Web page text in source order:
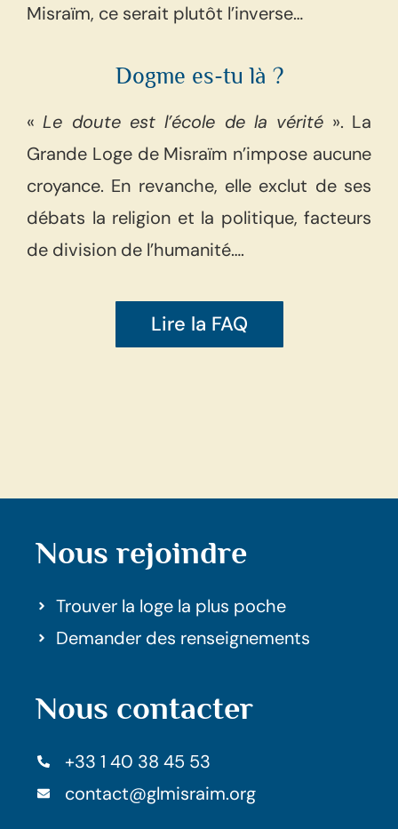
Misraïm, ce serait plutôt l’inverse…
Dogme es-tu là ?
«Le doute est l’école de la vérité ». La
Grande Loge de Misraïm n’impose aucune
croyance. En revanche, elle exclut de ses
débats la religion et la politique, facteurs
de division de l’humanité….
Lire la FAQ
Nous rejoindre
Trouver la loge la plus poche
Demander des renseignements
Nous contacter
+33 1 40 38 45 53
contact@glmisraim.org